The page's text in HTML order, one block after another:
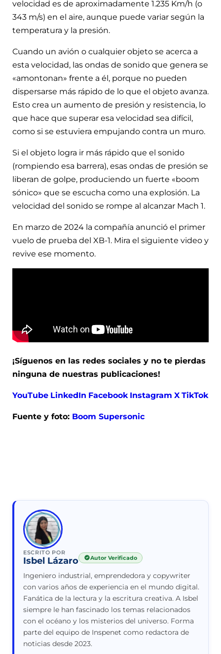
velocidad es de aproximadamente 1.235 Km/h (o
343 m/s) en el aire, aunque puede variar según la
temperatura y la presión.
Cuando un avión o cualquier objeto se acerca a
esta velocidad, las ondas de sonido que genera se
«amontonan» frente a él, porque no pueden
dispersarse más rápido de lo que el objeto avanza.
Esto crea un aumento de presión y resistencia, lo
que hace que superar esa velocidad sea difícil,
como si se estuviera empujando contra un muro.
Si el objeto logra ir más rápido que el sonido
(rompiendo esa barrera), esas ondas de presión se
liberan de golpe, produciendo un fuerte «boom
sónico» que se escucha como una explosión. La
velocidad del sonido se rompe al alcanzar Mach 1.
En marzo de 2024 la compañía anunció el primer
vuelo de prueba del XB-1. Mira el siguiente video y
revive ese momento.
¡Síguenos en las redes sociales y no te pierdas
ninguna de nuestras publicaciones!
YouTube LinkedIn Facebook Instagram X TikTok
Fuente y foto: Boom Supersonic
ESCRITO POR
Isbel Lázaro Autor Verificado
Ingeniero industrial, emprendedora y copywriter
con varios años de experiencia en el mundo digital.
Fanática de la lectura y la escritura creativa. A Isbel
siempre le han fascinado los temas relacionados
con el océano y los misterios del universo. Forma
parte del equipo de Inspenet como redactora de
noticias desde 2023.